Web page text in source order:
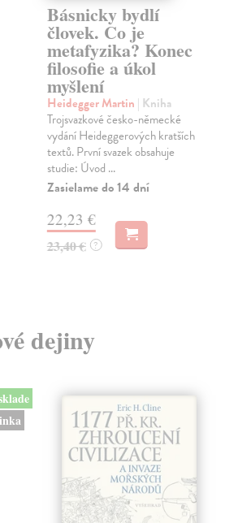
Básnicky bydlí
človek. Co je
metafyzika? Konec
filosofie a úkol
myšlení
Heidegger Martin | Kniha
Trojsvazkové česko-německé
vydání Heideggerových kratších
textů. První svazek obsahuje
studie: Úvod ...
Zasielame do 14 dní
22,23 €
23,40 € ?
dejiny